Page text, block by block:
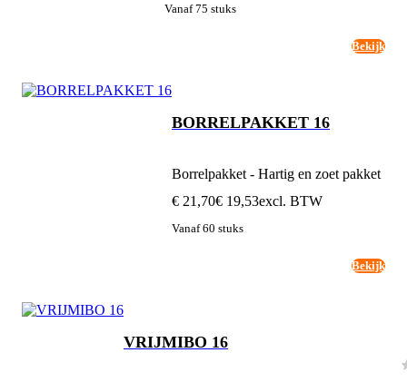
Vanaf 75 stuks
Bekijk
BORRELPAKKET 16
Borrelpakket - Hartig en zoet pakket
€ 21,70€ 19,53excl. BTW
Vanaf 60 stuks
Bekijk
VRIJMIBO 16